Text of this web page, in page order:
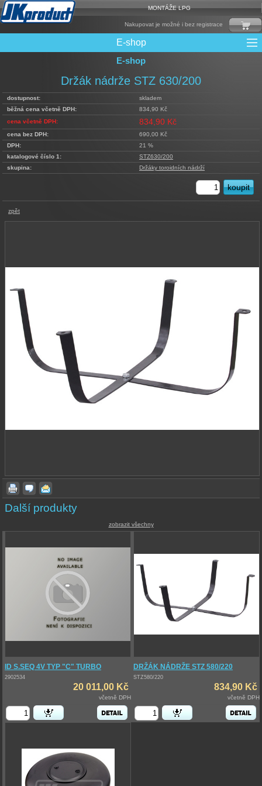
MONTÁŽE LPG
Nakupovat je možné i bez registrace
E-shop
CNG Nádrže
Elektronika + Emulátory
Filtry + Membrány
LPG Nádrže
Mixy + protizášlehové klapky
Multiventily + příslušenství
Ochrana Motoru
Přepínače
Rámy nádrží
Redukce plnění
Reduktory
Řídící jednotky + Testry
Sady + vstřikovače
Spojovací Materiál
Spotřební materiál
Trubky a Hadice
Ventily
E-shop
Držák nádrže STZ 630/200
dostupnost:
skladem
běžná cena včetně DPH:
834,90 Kč
cena včetně DPH:
834,90 Kč
cena bez DPH:
690,00 Kč
DPH:
21 %
katalogové číslo 1:
STZ630/200
skupina:
Držáky toroidních nádrží
zpět
Další produkty
zobrazit všechny
ID S.SEQ 4V TYP "C" TURBO
2902534
20 011,00 Kč
včetně DPH
DRŽÁK NÁDRŽE STZ 580/220
STZ580/220
834,90 Kč
včetně DPH